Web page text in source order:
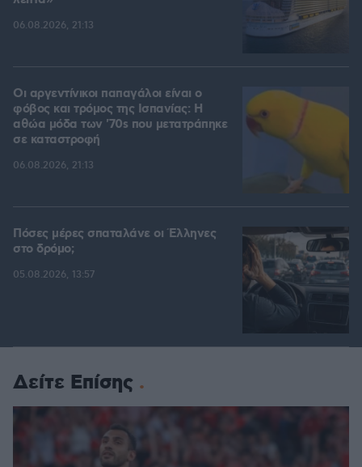
06.08.2026, 21:13
Οι αργεντίνικοι παπαγάλοι είναι ο
φόβος και τρόμος της Ισπανίας: Η
αθώα μόδα των '70s που μετατράπηκε
σε καταστροφή
06.08.2026, 21:13
Πόσες μέρες σπαταλάνε οι Έλληνες
στο δρόμο;
05.08.2026, 13:57
Δείτε Επίσης